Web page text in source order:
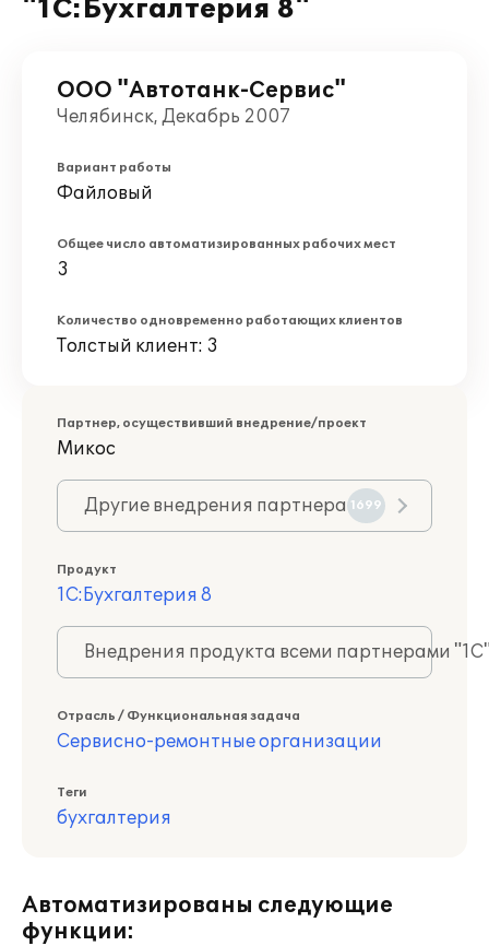
"1С:Бухгалтерия 8"
ООО "Автотанк-Сервис"
Челябинск, Декабрь 2007
Вариант работы
Файловый
Общее число автоматизированных рабочих мест
3
Количество одновременно работающих клиентов
Толстый клиент: 3
Партнер, осуществивший внедрение/проект
Микос
Другие внедрения партнера 1699
Продукт
1С:Бухгалтерия 8
Внедрения продукта всеми партнерами
Отрасль / Функциональная задача
Сервисно-ремонтные организации
Теги
бухгалтерия
Автоматизированы следующие
функции: